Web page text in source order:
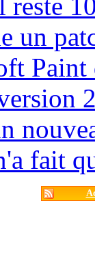
un
Paint
fait